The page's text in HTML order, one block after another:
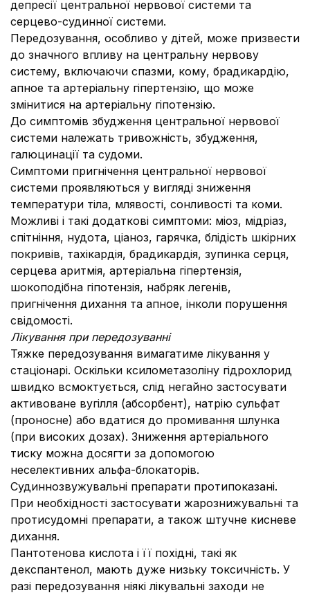
депресії центральної нервової системи та
серцево-судинної системи.
Передозування, особливо у дітей, може призвести
до значного впливу на центральну нервову
систему, включаючи спазми, кому, брадикардію,
апное та артеріальну гіпертензію, що може
змінитися на артеріальну гіпотензію.
До симптомів збудження центральної нервової
системи належать тривожність, збудження,
галюцинації та судоми.
Симптоми пригнічення центральної нервової
системи проявляються у вигляді зниження
температури тіла, млявості, сонливості та коми.
Можливі і такі додаткові симптоми: міоз, мідріаз,
спітніння, нудота, ціаноз, гарячка, блідість шкірних
покривів, тахікардія, брадикардія, зупинка серця,
серцева аритмія, артеріальна гіпертензія,
шокоподібна гіпотензія, набряк легенів,
пригнічення дихання та апное, інколи порушення
свідомості.
Лікування при передозуванні
Тяжке передозування вимагатиме лікування у
стаціонарі. Оскільки ксилометазоліну гідрохлорид
швидко всмоктується, слід негайно застосувати
активоване вугілля (абсорбент), натрію сульфат
(проносне) або вдатися до промивання шлунка
(при високих дозах). Зниження артеріального
тиску можна досягти за допомогою
неселективних альфа-блокаторів.
Судиннозвужувальні препарати протипоказані.
При необхідності застосувати жарознижувальні та
протисудомні препарати, а також штучне кисневе
дихання.
Пантотенова кислота і її похідні, такі як
декспантенол, мають дуже низьку токсичність. У
разі передозування ніякі лікувальні заходи не